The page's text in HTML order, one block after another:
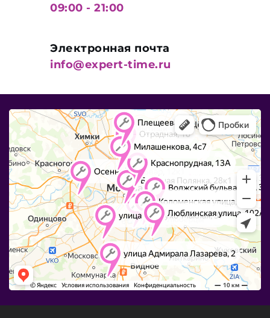
09:00 - 21:00
Электронная почта
info@expert-time.ru